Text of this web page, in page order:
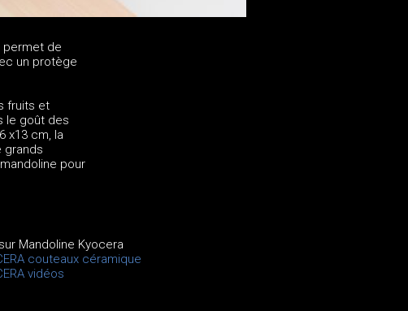
permet de
un protège
fruits et
le goût des
x13 cm, la
grands
pour
Mandoline Kyocera
couteaux céramique
vidéos